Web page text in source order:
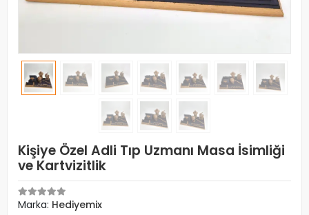
Kişiye Özel Adli Tıp Uzmanı Masa İsimliği
ve Kartvizitlik
Marka: Hediyemix